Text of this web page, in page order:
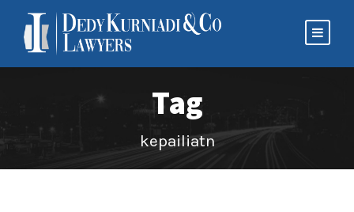
Tag
kepailiatn